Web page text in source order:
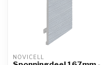
NOVICELL